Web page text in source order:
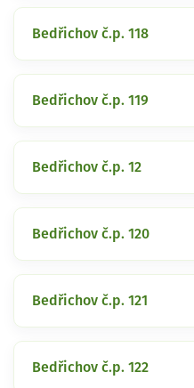
Bedřichov č.p. 118
Bedřichov č.p. 119
Bedřichov č.p. 12
Bedřichov č.p. 120
Bedřichov č.p. 121
Bedřichov č.p. 122